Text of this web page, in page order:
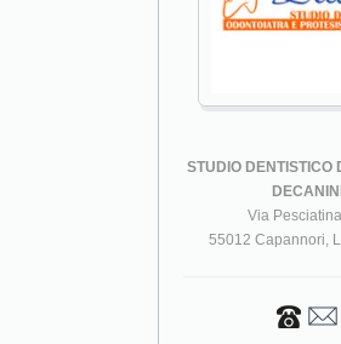
STUDIO DENTISTICO
Via
55012 Capannori,